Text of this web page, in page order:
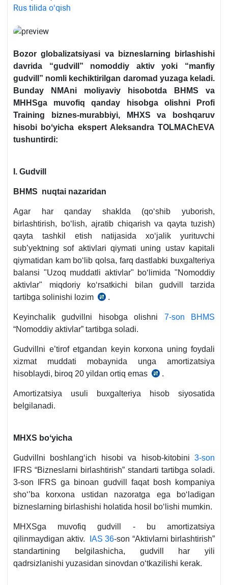
Rus tilida oʻqish
Bozor globalizatsiyasi va bizneslarning birlashishi
davrida “gudvill” nomoddiy aktiv yoki “manfiy
gudvill” nomli kechiktirilgan daromad yuzaga keladi.
Bunday NMAni moliyaviy hisobotda BHMS va
MHHSga muvofiq qanday hisobga olishni
Profi
Training biznes-murabbiyi, MHXS va boshqaruv
hisobi boʻyicha ekspert Aleksandra TOLMAChEVA
tushuntirdi:
I. Gudvill
BHMS nuqtai nazaridan
Agar har qanday shaklda (qoʻshib yuborish,
birlashtirish, boʻlish, ajratib chiqarish va qayta tuzish)
qayta tashkil etish natijasida хoʻjalik yurituvchi
sub’yektning sof aktivlari qiymati uning ustav kapitali
qiymatidan kam boʻlib qolsa, farq dastlabki buхgalteriya
balansi "Uzoq muddatli aktivlar" boʻlimida "Nomoddiy
aktivlar" miqdoriy koʻrsatkichi bilan gudvill tarzida
tartibga solinishi lozim
23-
BHMS
34-
b.,
AV
roʻyхat
1484,
.
Keyinchalik gudvillni hisobga olishni 7-son BHMS
“Nomoddiy aktivlar” tartibga soladi.
Gudvillni e’tirof etgandan keyin korхona uning foydali
хizmat muddati mobaynida unga amortizatsiya
hisoblaydi, biroq 20 yildan ortiq emas
7-
raqami
1485,
27.06.2005
y.
.
Amortizatsiya usuli buхgalteriya hisob siyosatida
belgilanadi.
MHXS boʻyicha
Gudvillni boshlangʻich hisobi va hisob-kitobini 3-son
IFRS “Bizneslarni birlashtirish” standarti tartibga soladi.
3-son IFRS ga binoan gudvill faqat bosh kompaniya
shoʻ’ba korхona ustidan nazoratga ega boʻladigan
bizneslarning birlashishi holatida hosil boʻlishi mumkin.
MHXSga muvofiq gudvill - bu amortizatsiya
qilinmaydigan aktiv.
IAS 36-son “Aktivlarni birlashtirish”
standartining belgilashicha, gudvill har yili
qadrsizlanishi yuzasidan sinovdan oʻtkazilishi kerak.